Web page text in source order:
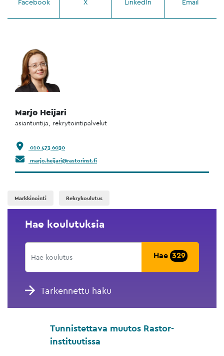
Marjo Heijari
asiantuntija, rekrytointipalvelut
010 473 6030
marjo.heijari@rastorinst.fi
Markkinointi Rekrykoulutus
Hae koulutuksia
Hae 329
Tarkennettu haku
Tunnistettava muutos Rastor-
instituutissa